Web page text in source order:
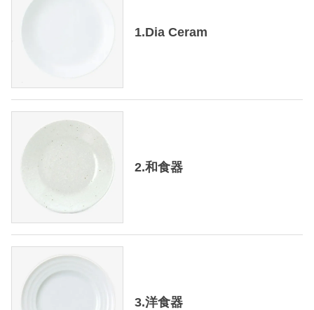
1.Dia Ceram
2.和食器
3.洋食器